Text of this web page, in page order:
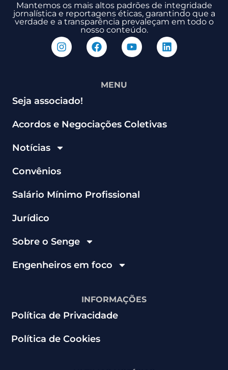
Mantemos os mais altos padrões de integridade
jornalística e reportagens éticas, garantindo que a
verdade e a transparência prevaleçam em todo o
nosso conteúdo.
MENU
Seja associado!
Acordos e Negociações Coletivas
Notícias
Convênios
Salário Mínimo Profissional
Jurídico
Sobre o Senge
Engenheiros em foco
INFORMAÇÕES
Política de Privacidade
Política de Cookies